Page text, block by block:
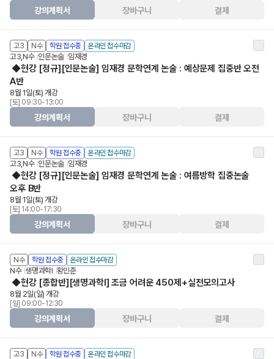
강의계획서 장바구니 결제
고3 N수 학원 접수중 온라인 접수마감
고3,N수 인문논술 임재경
◆현강 [정규][인문논술] 임재경 문학연계 논술 : 예상문제 집중반 오전
A반
8월 1일(토) 개강
[토] 09:30-13:00
강의계획서 장바구니 결제
고3 N수 학원 접수중 온라인 접수마감
고3,N수 인문논술 임재경
◆현강 [정규][인문논술] 임재경 문학연계 논술 : 여름방학 집중논술
오후 B반
8월 1일(토) 개강
[토] 14:00-17:30
강의계획서 장바구니 결제
N수 학원 접수중 온라인 접수마감
N수 생명과학Ⅰ 황민준
◆현강 [종합반][생명과학I] 조금 어려운 450제+실전모의고사
8월 2일(일) 개강
[일] 09:00-12:30
강의계획서 장바구니 결제
고3 N수 학원 접수중 온라인 접수마감